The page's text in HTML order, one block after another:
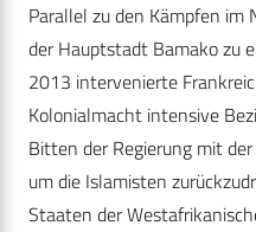
Parallel zu den Kämpfen im
der Hauptstadt Bamako zu
2013 intervenierte
Kolonialmacht intensive
Bitten der Regierung mit
um die Islamisten
Staaten der